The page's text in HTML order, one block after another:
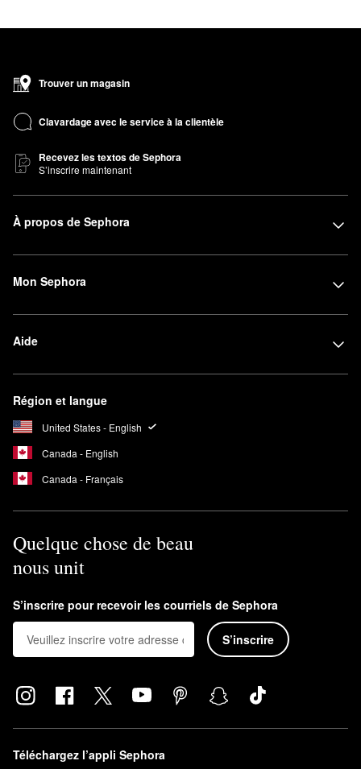
Trouver un magasin
Clavardage avec le service à la clientèle
Recevez les textos de Sephora
S’inscrire maintenant
À propos de Sephora
Mon Sephora
Aide
Région et langue
United States - English
Canada - English
Canada - Français
Quelque chose de beau
nous unit
S’inscrire pour recevoir les courriels de Sephora
S’inscrire
Téléchargez l’appli Sephora